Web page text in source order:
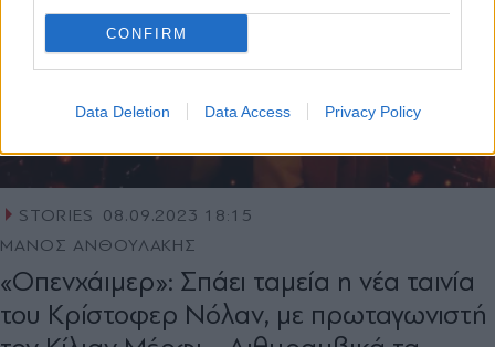
CONFIRM
Data Deletion Data Access Privacy Policy
STORIES
08.09.2023 18:15
ΜΑΝΟΣ ΑΝΘΟΥΛΑΚΗΣ
«Οπενχάιµερ»: Σπάει ταμεία η νέα ταινία
του Κρίστοφερ Νόλαν, µε πρωταγωνιστή